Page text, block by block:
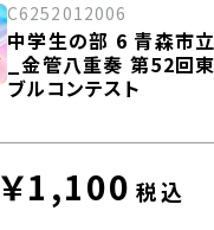
C6252012006
中学生の部 6 青森市
_金管八重奏 第52回
ブルコンテスト
￥1,100 税込